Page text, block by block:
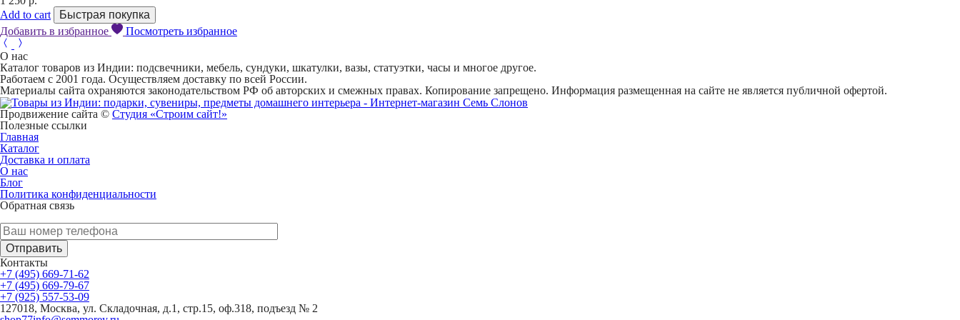
Add to cart
Быстрая покупка
Добавить в избранное
Посмотреть избранное
О нас
Каталог товаров из Индии: подсвечники, мебель, сундуки, шкатулки, вазы, статуэтки, часы и многое другое.
Работаем с 2001 года. Осуществляем доставку по всей России.
Материалы сайта охраняются законодательством РФ об авторских и смежных правах. Копирование запрещено. Информация размещенная на сайте не является публичной офертой.
Продвижение сайта © Студия «Строим сайт!»
Полезные ссылки
Главная
Каталог
Доставка и оплата
О нас
Блог
Политика конфиденциальности
Обратная связь
Контакты
+7 (495) 669-71-62
+7 (495) 669-79-67
+7 (925) 557-53-09
127018, Москва, ул. Складочная, д.1, стр.15, оф.318, подъезд № 2